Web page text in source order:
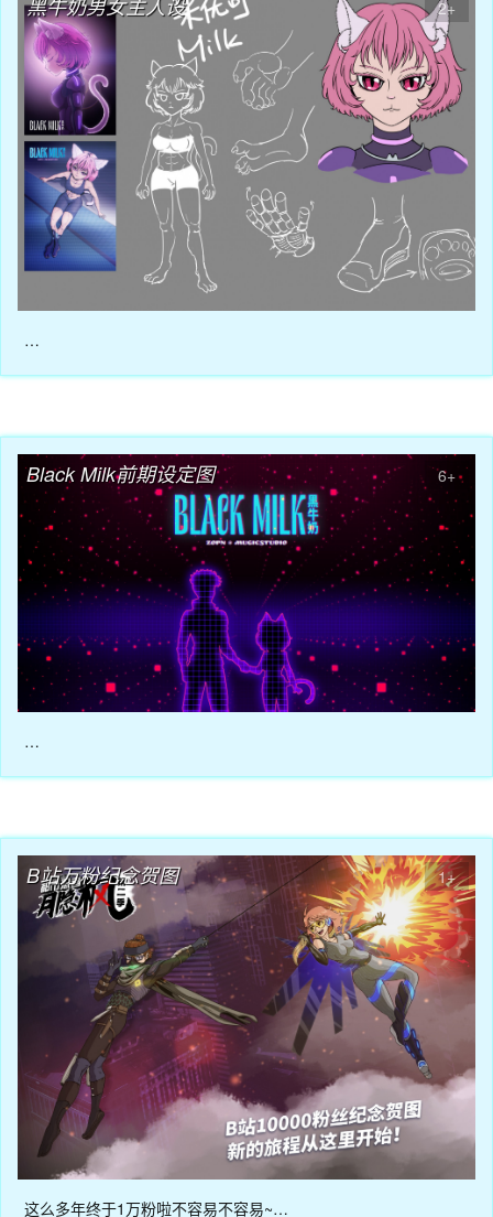
黑牛奶男女主人设 2+
…
Black Milk前期设定图 6+
…
B站万粉纪念贺图 1+
这么多年终于1万粉啦不容易不容易~…